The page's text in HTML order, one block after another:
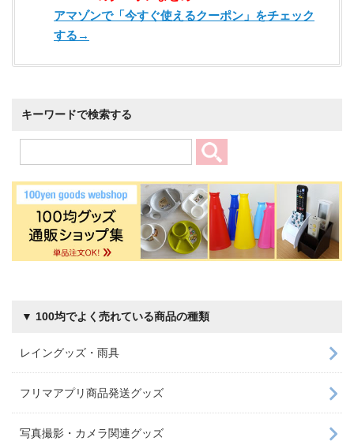
アマゾンで「今すぐ使えるクーポン」をチェック
する→
キーワードで検索する
▼ 100均でよく売れている商品の種類
レイングッズ・雨具
フリマアプリ商品発送グッズ
写真撮影・カメラ関連グッズ